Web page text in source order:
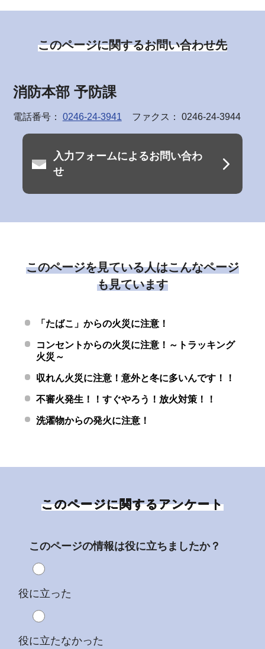
このページに関するお問い合わせ先
消防本部 予防課
電話番号： 0246-24-3941 ファクス： 0246-24-3944
入力フォームによるお問い合わ
せ
このページを見ている人はこんなページ
も見ています
「たばこ」からの火災に注意！
コンセントからの火災に注意！～トラッキング
火災～
収れん火災に注意！意外と冬に多いんです！！
不審火発生！！すぐやろう！放火対策！！
洗濯物からの発火に注意！
このページに関するアンケート
このページの情報は役に立ちましたか？
役に立った
役に立たなかった